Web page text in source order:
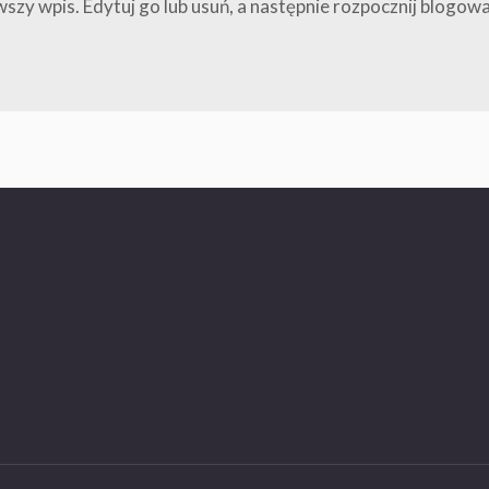
wpis. Edytuj go lub usuń, a następnie rozpocznij